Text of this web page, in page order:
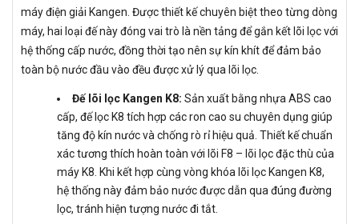
máy điện giải Kangen. Được thiết kế chuyên biệt theo từng dòng
máy, hai loại đế này đóng vai trò là nền tảng để gắn kết lõi lọc với
hệ thống cấp nước, đồng thời tạo nên sự kín khít để đảm bảo
toàn bộ nước đầu vào đều được xử lý qua lõi lọc.
Đế lõi lọc Kangen K8: Sản xuất bằng nhựa ABS cao
cấp, đế lọc K8 tích hợp các ron cao su chuyên dụng giúp
tăng độ kín nước và chống rò rỉ hiệu quả. Thiết kế chuẩn
xác tương thích hoàn toàn với lõi F8 – lõi lọc đặc thù của
máy K8. Khi kết hợp cùng vòng khóa lõi lọc Kangen K8,
hệ thống này đảm bảo nước được dẫn qua đúng đường
lọc, tránh hiện tượng nước đi tắt.